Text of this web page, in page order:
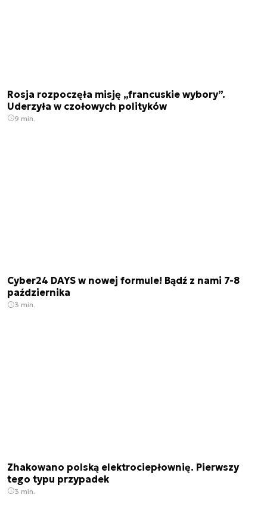
Rosja rozpoczęła misję „francuskie wybory”.
Uderzyła w czołowych polityków
9 min.
Cyber24 DAYS w nowej formule! Bądź z nami 7-8
października
3 min.
Zhakowano polską elektrociepłownię. Pierwszy
tego typu przypadek
3 min.